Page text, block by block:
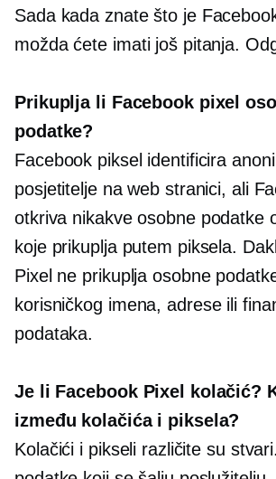
Sada kada znate što je
možda ćete imati još pitanja.
Prikuplja li Facebook pixel
podatke?
Facebook piksel identificira
posjetitelje na web stranici, ali
otkriva nikakve osobne podatke
koje prikuplja putem piksela.
Pixel ne prikuplja osobne
korisničkog imena, adrese ili
podataka.
Je li Facebook Pixel kolačić?
između kolačića i piksela?
Kolačići i pikseli različite su